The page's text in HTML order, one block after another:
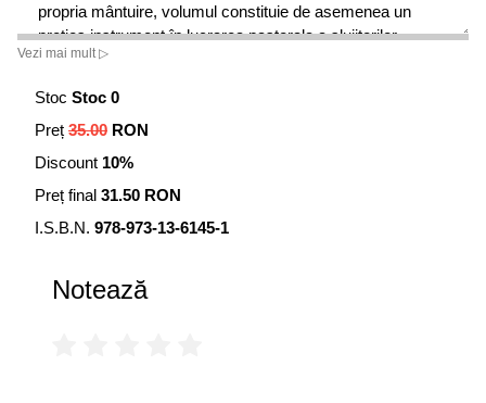
propria mântuire, volumul constituie de asemenea un
pretios instrument în lucrarea pastorala a slujitorilor
Sfântului Altar.
Vezi mai mult ▷
Stoc Stoc 0
Preț 35.00 RON
Discount 10%
Preț final 31.50 RON
I.S.B.N. 978-973-13-6145-1
Notează